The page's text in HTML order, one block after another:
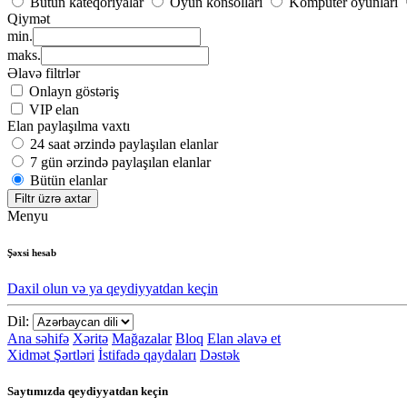
Qiymət
min.
maks.
Əlavə filtrlər
Onlayn göstəriş
VIP elan
Elan paylaşılma vaxtı
24 saat ərzində paylaşılan elanlar
7 gün ərzində paylaşılan elanlar
Bütün elanlar
Filtr üzrə axtar
Menyu
Şəxsi hesab
Daxil olun və ya qeydiyyatdan keçin
Dil:
Ana səhifə Xəritə Mağazalar Bloq Elan əlavə et
Xidmət Şərtləri İstifadə qaydaları Dəstək
Saytımızda qeydiyyatdan keçin